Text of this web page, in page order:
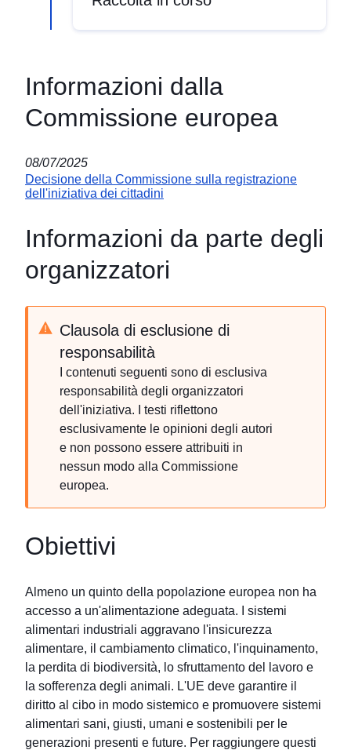
Informazioni dalla
Commissione europea
08/07/2025
Decisione della Commissione sulla registrazione
dell'iniziativa dei cittadini
Informazioni da parte degli
organizzatori
Clausola di esclusione di
responsabilità
I contenuti seguenti sono di esclusiva
responsabilità degli organizzatori
dell'iniziativa. I testi riflettono
esclusivamente le opinioni degli autori
e non possono essere attribuiti in
nessun modo alla Commissione
europea.
Obiettivi
Almeno un quinto della popolazione europea non ha
accesso a un'alimentazione adeguata. I sistemi
alimentari industriali aggravano l'insicurezza
alimentare, il cambiamento climatico, l'inquinamento,
la perdita di biodiversità, lo sfruttamento del lavoro e
la sofferenza degli animali. L'UE deve garantire il
diritto al cibo in modo sistemico e promuovere sistemi
alimentari sani, giusti, umani e sostenibili per le
generazioni presenti e future. Per raggiungere questi